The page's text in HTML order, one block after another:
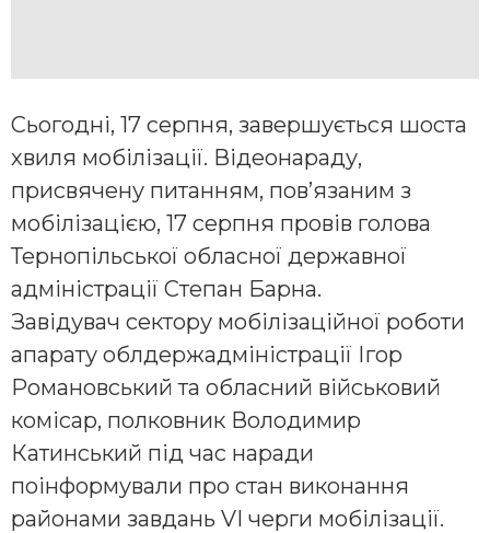
Сьогодні, 17 серпня, завершується шоста
хвиля мобілізації. Відеонараду,
присвячену питанням, пов’язаним з
мобілізацією, 17 серпня провів голова
Тернопільської обласної державної
адміністрації Степан Барна.
Завідувач сектору мобілізаційної роботи
апарату облдержадміністрації Ігор
Романовський та обласний військовий
комісар, полковник Володимир
Катинський під час наради
поінформували про стан виконання
районами завдань VI черги мобілізації.